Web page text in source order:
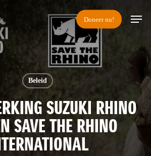
Doneer nu!
Menu
Beleid
SUZUKI RHINO
SAVE THE RHINO